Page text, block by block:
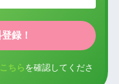
こちら を確認してくださ